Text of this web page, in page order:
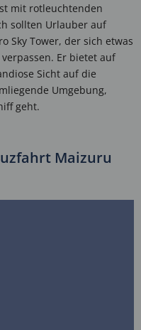
mit rotleuchtenden
sollten Urlauber auf
Sky Tower, der sich etwas
Er bietet auf
Sicht auf die
Umgebung,
geht.
Maizuru